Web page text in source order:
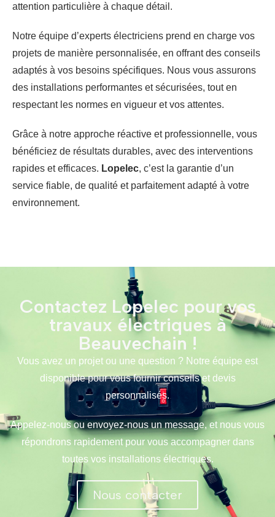
attention particulière à chaque détail.
Notre équipe d’experts électriciens prend en charge vos
projets de manière personnalisée, en offrant des conseils
adaptés à vos besoins spécifiques. Nous vous assurons
des installations performantes et sécurisées, tout en
respectant les normes en vigueur et vos attentes.
Grâce à notre approche réactive et professionnelle, vous
bénéficiez de résultats durables, avec des interventions
rapides et efficaces. Lopelec, c’est la garantie d’un
service fiable, de qualité et parfaitement adapté à votre
environnement.
Contactez Lopelec pour vos
travaux électriques à
Beauvechain !
Vous avez un projet ou une question ? Notre équipe est
disponible pour vous fournir conseils et devis
personnalisés.
Appelez-nous ou envoyez-nous un message, et nous vous
répondrons rapidement pour vous accompagner dans
toutes vos installations électriques.
Nous contacter